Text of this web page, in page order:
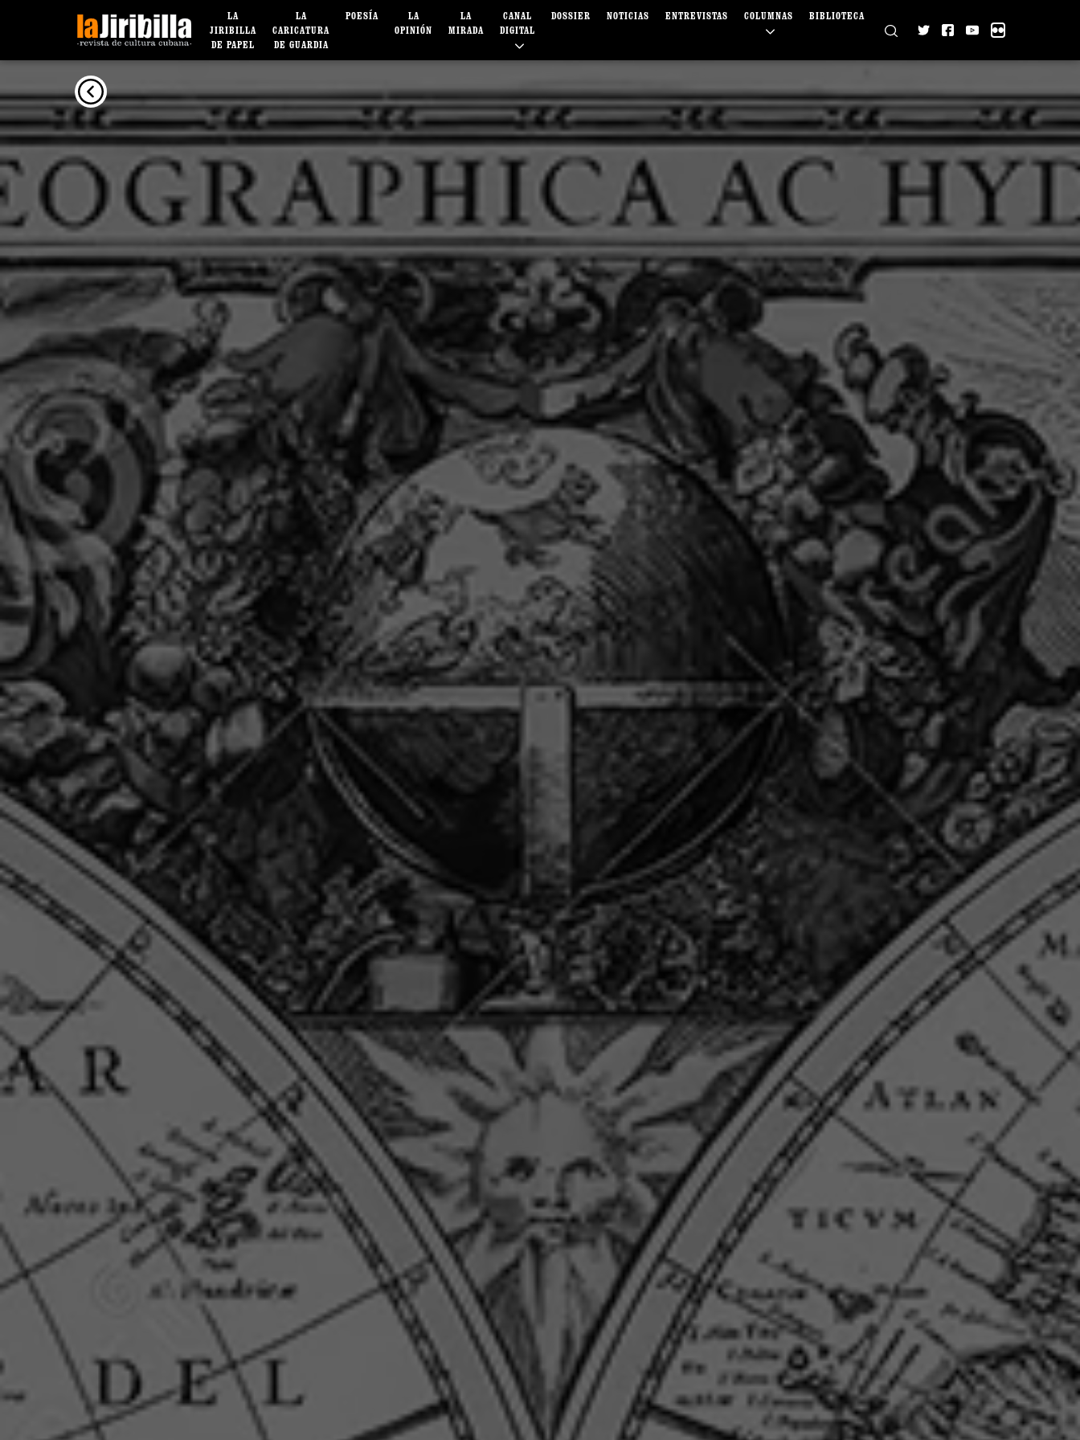
LA
JIRIBILLA
DE PAPEL
LA
CARICATURA
DE GUARDIA
POESÍA
LA
OPINIÓN
LA
MIRADA
CANAL
DIGITAL
DOSSIER NOTICIAS ENTREVISTAS COLUMNAS BIBLIOTECA